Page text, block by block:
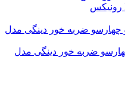
چهارسو ضربه خور دینگی مدل